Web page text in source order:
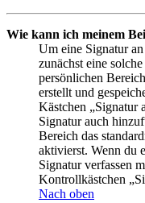
Wie kann ich meinem
Um eine Signatur
zunächst eine
persönlichen
erstellt und
Kästchen „Signatur
Signatur auch
Bereich das
aktivierst. Wenn du
Signatur verfassen
Kontrollkästchen
Nach oben